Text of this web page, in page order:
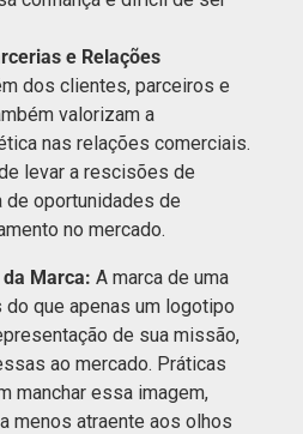
e Relações
dos clientes, parceiros e
valorizam a
nas relações comerciais.
levar a rescisões de
de oportunidades de
no mercado.
Marca: A marca de uma
que apenas um logotipo
de sua missão,
ao mercado. Práticas
manchar essa imagem,
menos atraente aos olhos